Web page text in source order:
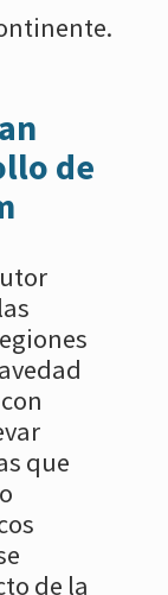
de
que
de la